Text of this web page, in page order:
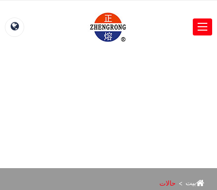
بيت حالات